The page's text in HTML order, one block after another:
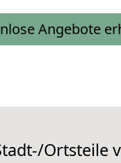
Angebote
Ortsteile